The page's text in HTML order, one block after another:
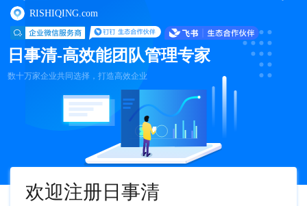
RISHIQING.com
日事清-高效能团队管理专家
数十万家企业共同选择，打造高效企业
欢迎注册日事清